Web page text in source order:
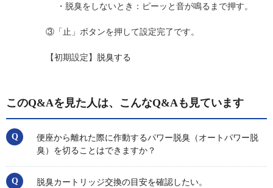
・脱臭をしないとき：ピーッと音が鳴るまで押す。
③「止」ボタンを押して設定完了です。
【初期設定】 脱臭する
このQ&Aを見た人は、こんなQ&Aも見ています
便座から離れた際に作動するパワー脱臭（オートパワー脱
臭）を切ることはできますか？
脱臭カートリッジ交換の目安を確認したい。